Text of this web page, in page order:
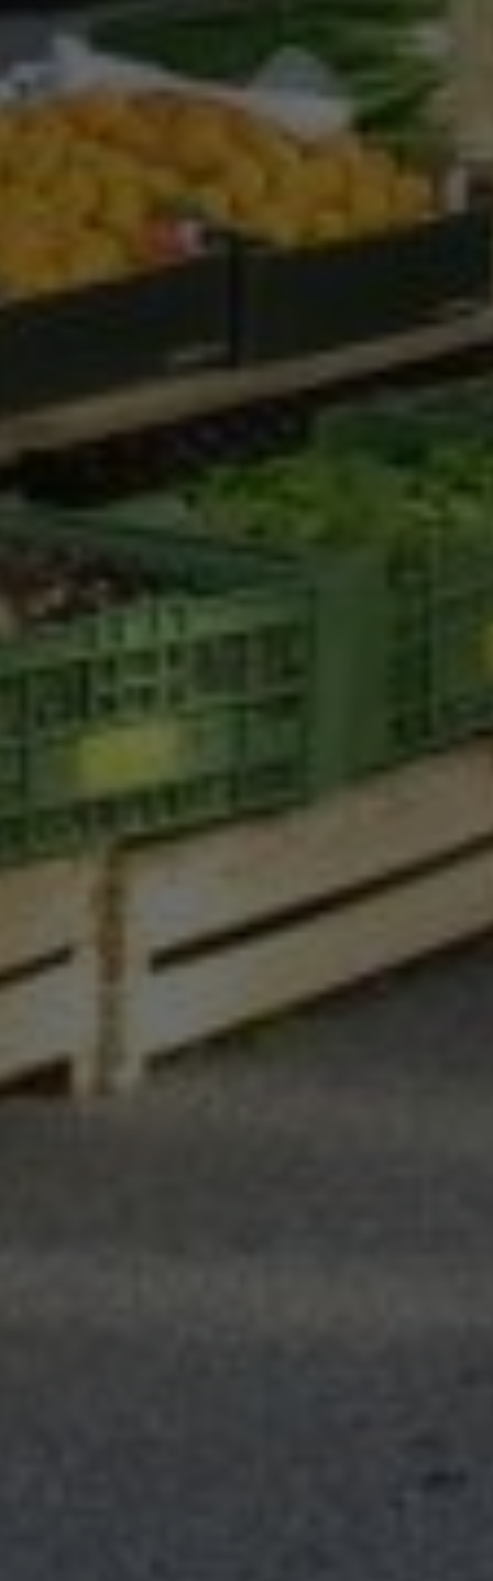
Marketing
Marketing Cookies werden von Drittanbietern oder
Publishern verwendet, um personalisierte
Besucher über Websites hinweg verfolgen.
Externe Medien
Wenn Cookies von externen Medien akzeptiert
werden, bedarf der Zugriff auf externe Inhalte
keiner manuellen Zustimmung mehr.
Google Maps